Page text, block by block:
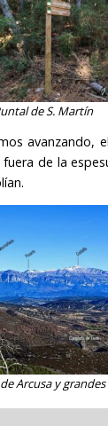
de S. Martín
avanzando,
de la
de Arcusa y